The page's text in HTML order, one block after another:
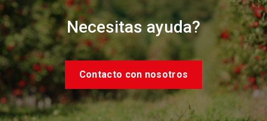
Necesitas ayuda?
Contacto con nosotros